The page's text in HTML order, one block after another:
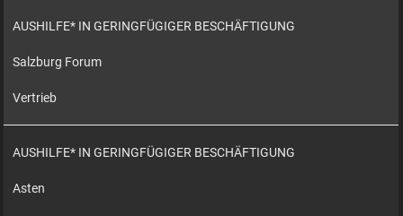
AUSHILFE* IN GERINGFÜGIGER BESCHÄFTIGUNG
Salzburg Forum
Vertrieb
AUSHILFE* IN GERINGFÜGIGER BESCHÄFTIGUNG
Asten